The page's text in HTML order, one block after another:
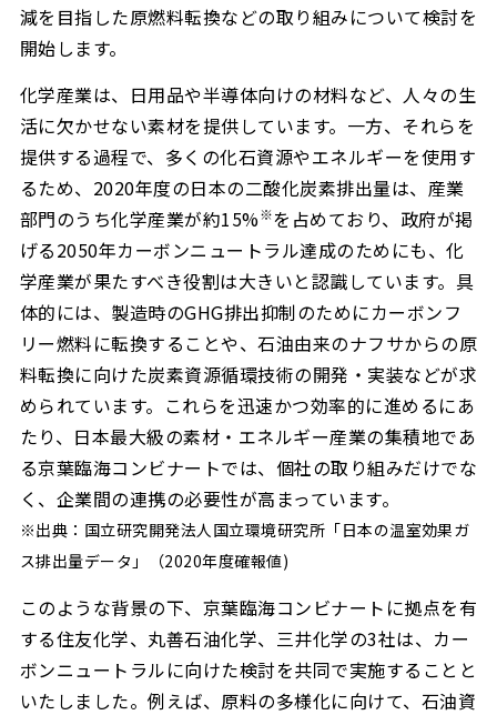
減を目指した原燃料転換などの取り組みについて検討を
開始します。
化学産業は、日用品や半導体向けの材料など、人々の生
活に欠かせない素材を提供しています。一方、それらを
提供する過程で、多くの化石資源やエネルギーを使用す
るため、2020年度の日本の二酸化炭素排出量は、産業
部門のうち化学産業が約15%※を占めており、政府が掲
げる2050年カーボンニュートラル達成のためにも、化
学産業が果たすべき役割は大きいと認識しています。具
体的には、製造時のGHG排出抑制のためにカーボンフ
リー燃料に転換することや、石油由来のナフサからの原
料転換に向けた炭素資源循環技術の開発・実装などが求
められています。これらを迅速かつ効率的に進めるにあ
たり、日本最大級の素材・エネルギー産業の集積地であ
る京葉臨海コンビナートでは、個社の取り組みだけでな
く、企業間の連携の必要性が高まっています。
※出典：国立研究開発法人国立環境研究所「日本の温室効果ガ
ス排出量データ」（2020年度確報値)
このような背景の下、京葉臨海コンビナートに拠点を有
する住友化学、丸善石油化学、三井化学の3社は、カー
ボンニュートラルに向けた検討を共同で実施することと
いたしました。例えば、原料の多様化に向けて、石油資